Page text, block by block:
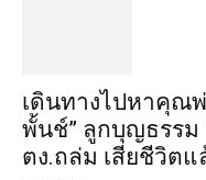
เดินทางไปหาคุณ
พั้นช์” ลูกบุญธรรม
ตง.ถล่ม เสียชีวิตแ